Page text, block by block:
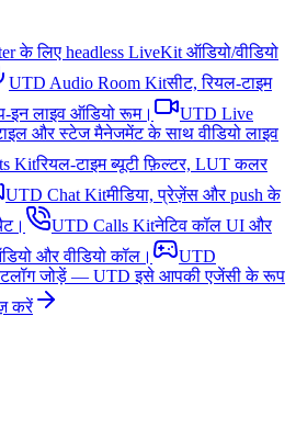
के लिए headless LiveKit ऑडियो/वीडियो
UTD Audio Room Kitसीट, रियल-टाइम
इन लाइव ऑडियो रूम।
UTD Live
और स्टेज मैनेजमेंट के साथ वीडियो लाइव
Kitरियल-टाइम ब्यूटी फ़िल्टर, LUT कलर
UTD Chat Kitमीडिया, प्रेज़ेंस और push के
UTD Calls Kitनेटिव कॉल UI और
और वीडियो कॉल।
UTD
जोड़ें — UTD इसे आपकी एजेंसी के रूप
करें